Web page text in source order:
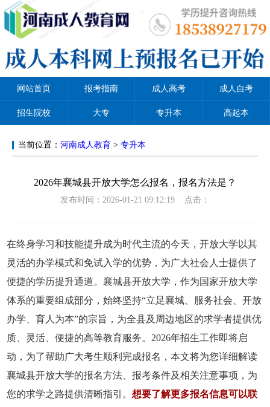
网站首页 报考指南 成人高考 成人自考
招生院校 大专 专升本 高起本
当前位置： 河南成人教育 > 专升本
2026年襄城县开放大学怎么报名，报名方法是？
发布时间：2026-01-21 09:12:19 点击：
在终身学习和技能提升成为时代主流的今天，开放大学以其
灵活的办学模式和免试入学的优势，为广大社会人士提供了
便捷的学历提升通道。襄城县开放大学，作为国家开放大学
体系的重要组成部分，始终坚持“立足襄城、服务社会、开放
办学、育人为本”的宗旨，为全县及周边地区的求学者提供优
质、灵活、便捷的高等教育服务。2026年招生工作即将启
动，为了帮助广大考生顺利完成报名，本文将为您详细解读
襄城县开放大学的报名方法、报考条件及相关注意事项，为
您的求学之路提供清晰指引。想要了解更多报名信息可以联